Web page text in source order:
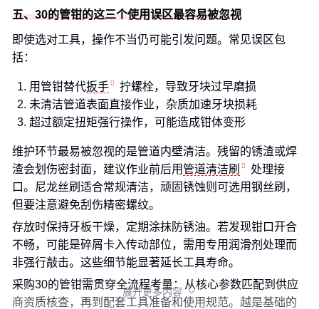
五、30的管钳的这三个使用误区最容易被忽视
即使选对工具，操作不当仍可能引发问题。常见误区包
括：
用管钳替代扳手
拧螺栓，导致牙块过早磨损
未清洁管道表面直接作业，杂质加速牙块损耗
超过额定扭矩强行操作，可能造成钳体变形
维护环节最易被忽视的是管道内壁清洁。残留的锈渣或焊
渣会划伤密封面，建议作业前后用 管道清洁刷
处理接
口。尼龙丝刷适合常规清洁，顽固锈蚀则可选用钢丝刷，
但要注意避免刮伤精密螺纹。
存放时保持牙板干燥，定期涂抹防锈油。若发现钳口开合
不畅，可能是碎屑卡入传动部位，需用专用润滑剂处理而
非强行敲击。这些细节能显著延长工具寿命。
采购30的管钳需贯穿全流程考量：从核心参数匹配到供应
商资质核查，再到配套工具准备和使用规范。越是基础的
展开更多内容 